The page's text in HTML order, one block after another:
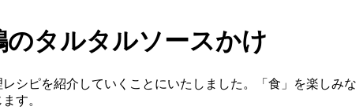
のタルタルソースかけ
レシピを紹介していくことにいたしました。「食」を楽しみな
す。